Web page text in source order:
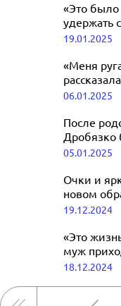
«Это было
удержать
на
19.01.2025
«Меня
к
06.01.2025
После
Дробязко
05.01.2025
Очки и
новом
19.12.2024
«Это
муж
18.12.2024